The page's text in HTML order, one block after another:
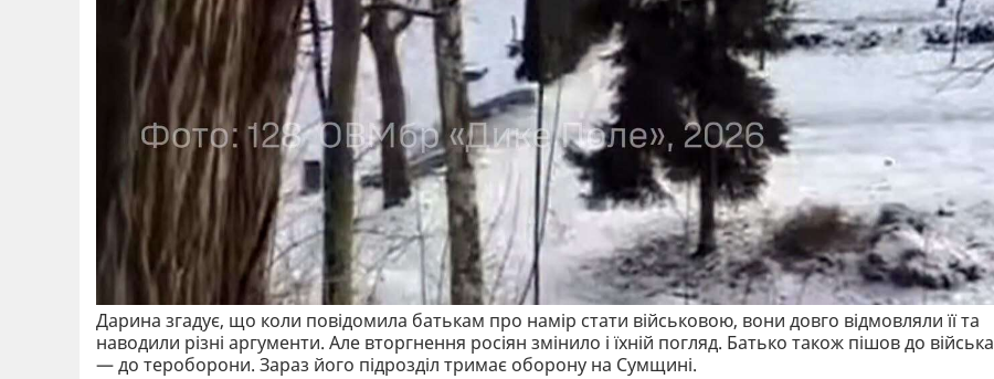
Дарина згадує, що коли повідомила батькам про намір стати військовою, вони довго відмовляли її та
наводили різні аргументи. Але вторгнення росіян змінило і їхній погляд. Батько також пішов до війська
— до тероборони. Зараз його підрозділ тримає оборону на Сумщині.